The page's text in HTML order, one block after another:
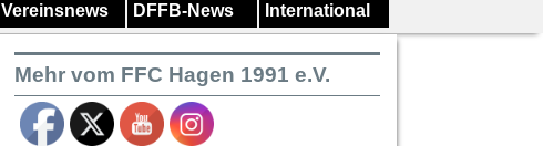
Vereinsnews DFFB-News International
Mehr vom FFC Hagen 1991 e.V.